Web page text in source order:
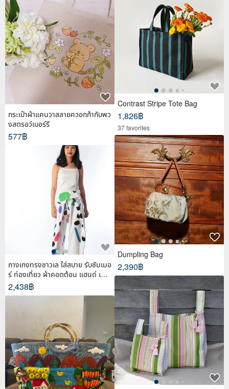
กระเป๋าผ้าแคนวาสลายควอกก้ากับพว
งสตรอว์เบอร์รี
577฿
กางเกงทรงชาวเล ใส่สบาย รับซัมเมอ
ร์ ท่องเที่ยว ผ้าคอตต้อน แฮนด์ เพ้น
ท์
2,438฿
Contrast Stripe Tote Bag
1,826฿
37 favorites
Dumpling Bag
2,390฿